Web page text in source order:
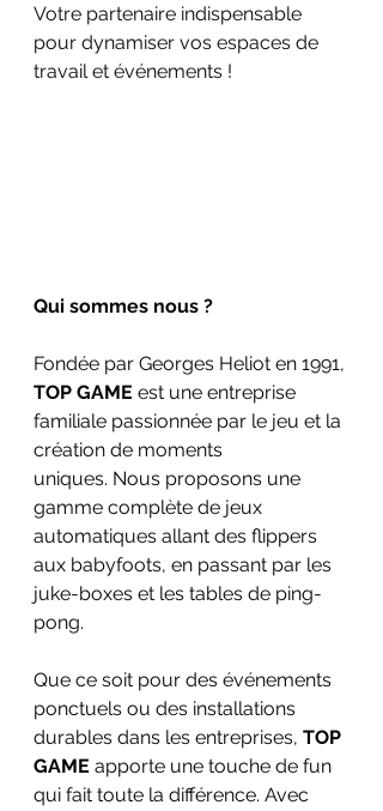
Votre partenaire indispensable
pour dynamiser vos espaces de
travail et événements !
Qui sommes nous ?
Fondée par Georges Heliot en 1991,
TOP GAME est une entreprise
familiale passionnée par le jeu et la
création de moments
uniques. Nous proposons une
gamme complète de jeux
automatiques allant des flippers
aux babyfoots, en passant par les
juke-boxes et les tables de ping-
pong.
Que ce soit pour des événements
ponctuels ou des installations
durables dans les entreprises, TOP
GAME apporte une touche de fun
qui fait toute la différence. Avec